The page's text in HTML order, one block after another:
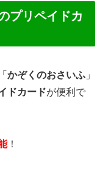
プリペイドカ
かぞくのおさいふ 」
ドカードが便利で
！